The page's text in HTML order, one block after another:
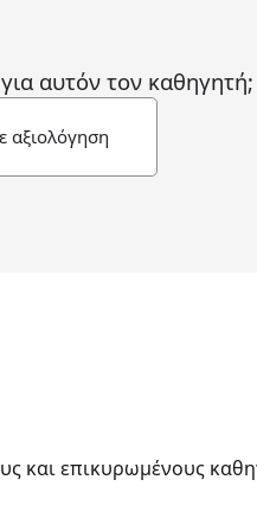
αυτόν τον καθηγητή;
αξιολόγηση
και επικυρωμένους